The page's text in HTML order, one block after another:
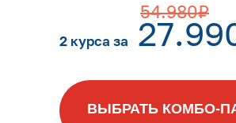
2 курса за
ВЫБРАТЬ КОМБО-
54.980₽